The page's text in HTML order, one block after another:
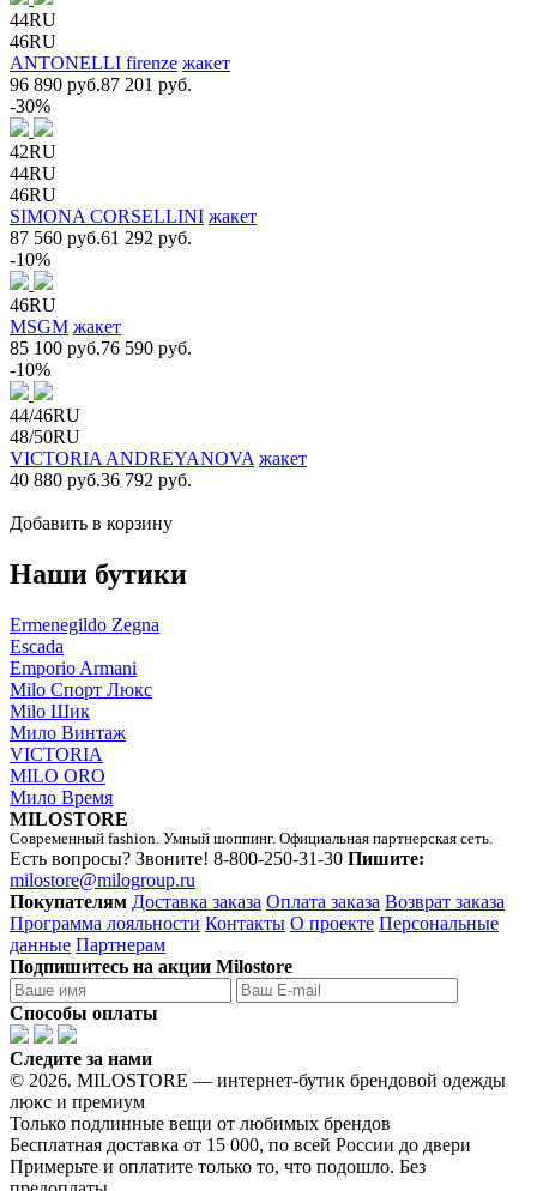
44RU
46RU
ANTONELLI firenze жакет
96 890 руб.87 201 руб.
-30%
42RU
44RU
46RU
SIMONA CORSELLINI жакет
87 560 руб.61 292 руб.
-10%
46RU
MSGM жакет
85 100 руб.76 590 руб.
-10%
44/46RU
48/50RU
VICTORIA ANDREYANOVA жакет
40 880 руб.36 792 руб.
Добавить в корзину
Наши бутики
Ermenegildo Zegna
Escada
Emporio Armani
Milo Спорт Люкс
Milo Шик
Мило Винтаж
VICTORIA
MILO ORO
Мило Время
MILOSTORE
Современный fashion. Умный шоппинг. Официальная партнерская сеть.
Есть вопросы? Звоните! 8-800-250-31-30 Пишите:
milostore@milogroup.ru
Покупателям Доставка заказа Оплата заказа Возврат заказа
Программа лояльности Контакты О проекте Персональные
данные Партнерам
Подпишитесь на акции Milostore
Способы оплаты
Следите за нами
© 2026. MILOSTORE — интернет-бутик брендовой одежды
люкс и премиум
Только подлинные вещи от любимых брендов
Бесплатная доставка от 15 000, по всей России до двери
Примерьте и оплатите только то, что подошло. Без